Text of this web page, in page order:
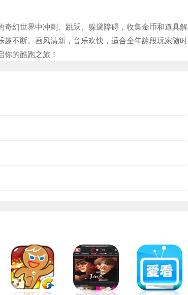
奇幻世界中冲刺、跳跃、躲避障碍，收集金币和道具解
不断。画风清新，音乐欢快，适合全年龄段玩家随时
的酷跑之旅！